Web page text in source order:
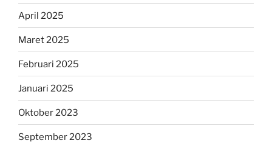
April 2025
Maret 2025
Februari 2025
Januari 2025
Oktober 2023
September 2023